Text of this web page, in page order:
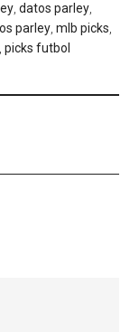
,datos parley,
parley,mlb picks,
,picks futbol